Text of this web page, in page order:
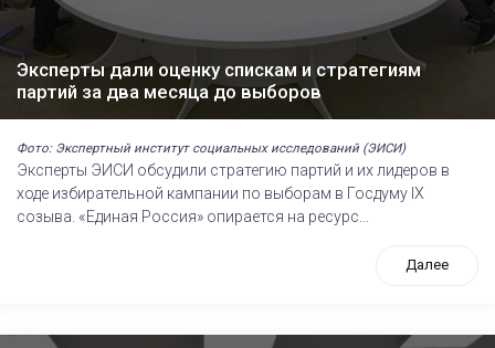
Эксперты дали оценку спискам и стратегиям
партий за два месяца до выборов
Фото: Экспертный институт социальных исследований (ЭИСИ)
Эксперты ЭИСИ обсудили стратегию партий и их лидеров в
ходе избирательной кампании по выборам в Госдуму IХ
созыва. «Единая Россия» опирается на ресурс...
Далее